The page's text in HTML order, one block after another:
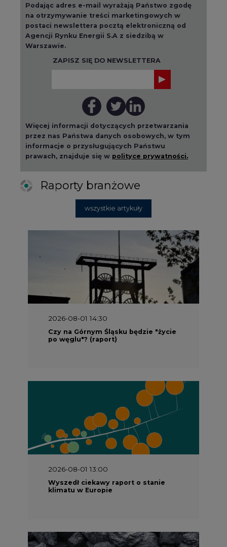
Podając adres e-mail wyrażają Państwo zgodę
na otrzymywanie treści marketingowych w
postaci newslettera pocztą elektroniczną od
Agencji Rynku Energii S.A z siedzibą w
Warszawie.
ZAPISZ SIĘ DO NEWSLETTERA
Więcej informacji dotyczących przetwarzania
przez nas Państwa danych osobowych, w tym
informacje o przysługujących Państwu
prawach, znajduje się w polityce prywatności.
Raporty branżowe
wszystkie artykuły
2026-08-01 14:30
Czy na Górnym Śląsku będzie "życie
po węglu"? (raport)
2026-08-01 13:00
Wyszedł ciekawy raport o stanie
klimatu w Europie